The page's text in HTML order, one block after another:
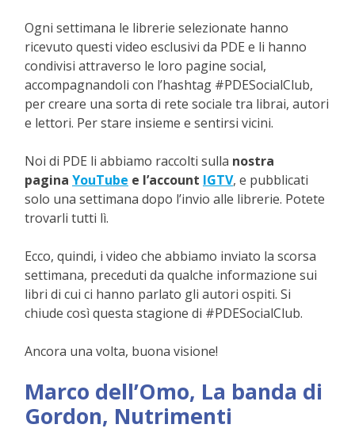
Ogni settimana le librerie selezionate hanno
ricevuto questi video esclusivi da PDE e li hanno
condivisi attraverso le loro pagine social,
accompagnandoli con l’hashtag #PDESocialClub,
per creare una sorta di rete sociale tra librai, autori
e lettori. Per stare insieme e sentirsi vicini.
Noi di PDE li abbiamo raccolti sulla nostra
pagina YouTube e l’account IGTV, e pubblicati
solo una settimana dopo l’invio alle librerie. Potete
trovarli tutti lì.
Ecco, quindi, i video che abbiamo inviato la scorsa
settimana, preceduti da qualche informazione sui
libri di cui ci hanno parlato gli autori ospiti. Si
chiude così questa stagione di #PDESocialClub.
Ancora una volta, buona visione!
Marco dell’Omo, La banda di
Gordon, Nutrimenti